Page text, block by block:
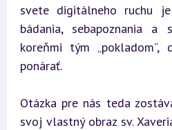
svete digitálneho ruchu
bádania, sebapoznania a
koreňmi tým
ponárať.
Otázka pre nás teda
svoj vlastný obraz sv.